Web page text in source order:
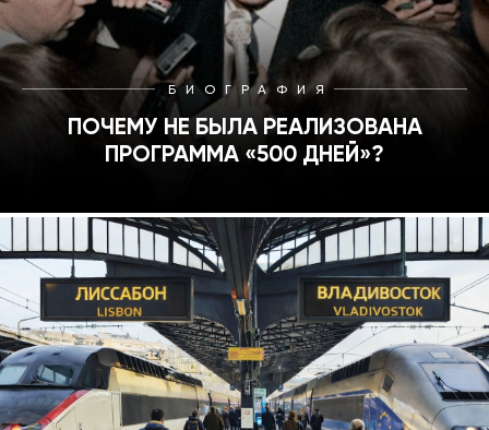
БИОГРАФИЯ
ПОЧЕМУ НЕ БЫЛА РЕАЛИЗОВАНА
ПРОГРАММА «500 ДНЕЙ»?